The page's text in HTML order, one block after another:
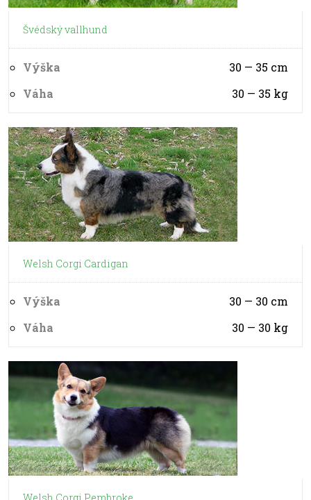
Švédský vallhund
Výška 30 — 35 cm
Váha
30 — 35 kg
Welsh Corgi Cardigan
Výška 30 — 30 cm
Váha
30 — 30 kg